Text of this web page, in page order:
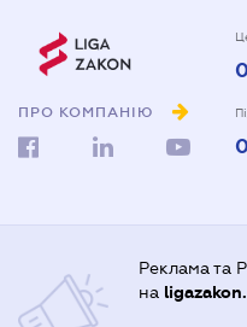
ПРО КОМПАНІЮ
Реклама та
на